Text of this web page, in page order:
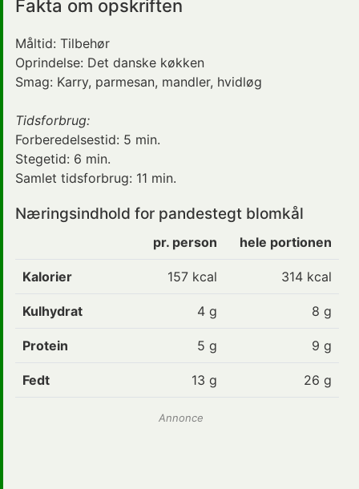
Fakta om opskriften
Måltid: Tilbehør
Oprindelse: Det danske køkken
Smag: Karry, parmesan, mandler, hvidløg
Tidsforbrug:
Forberedelsestid: 5 min.
Stegetid: 6 min.
Samlet tidsforbrug: 11 min.
Næringsindhold for pandestegt blomkål
pr. person hele portionen
Kalorier 157 kcal 314 kcal
Kulhydrat 4 g 8 g
Protein 5 g 9 g
Fedt 13 g 26 g
Annonce